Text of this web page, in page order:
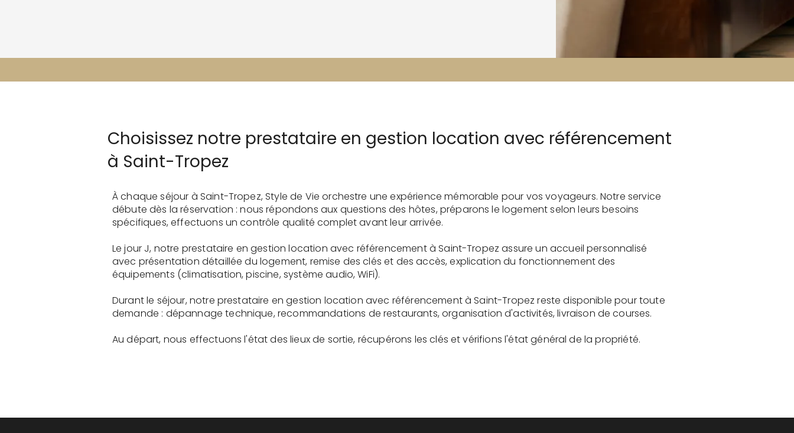
Choisissez notre prestataire en gestion location avec référencement
à Saint-Tropez
À chaque séjour à Saint-Tropez, Style de Vie orchestre une expérience mémorable pour vos voyageurs. Notre service
débute dès la réservation : nous répondons aux questions des hôtes, préparons le logement selon leurs besoins
spécifiques, effectuons un contrôle qualité complet avant leur arrivée.
Le jour J, notre prestataire en gestion location avec référencement à Saint-Tropez assure un accueil personnalisé
avec présentation détaillée du logement, remise des clés et des accès, explication du fonctionnement des
équipements (climatisation, piscine, système audio, WiFi).
Durant le séjour, notre prestataire en gestion location avec référencement à Saint-Tropez reste disponible pour toute
demande : dépannage technique, recommandations de restaurants, organisation d'activités, livraison de courses.
Au départ, nous effectuons l'état des lieux de sortie, récupérons les clés et vérifions l'état général de la propriété.